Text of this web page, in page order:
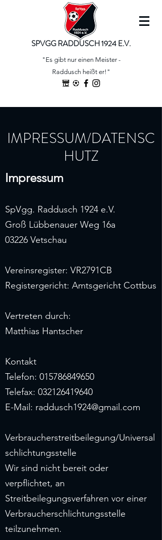
SPVGG RADDUSCH 1924 E.V.
"Es gibt nur einen Meister -
Raddusch heißt er!"
IMPRESSUM/DATENSC
HUTZ
Impressum
SpVgg. Raddusch 1924 e.V.
Groß Lübbenauer Weg 16a
03226 Vetschau
Vereinsregister: VR2791CB
Registergericht: Amtsgericht Cottbus
Vertreten durch:
Matthias Hantscher
Kontakt
Telefon: 015786849650
Telefax: 032126419640
E-Mail: raddusch1924@gmail.com
Verbraucherstreitbeilegung/Universal
schlichtungsstelle
Wir sind nicht bereit oder
verpflichtet, an
Streitbeilegungsverfahren vor einer
Verbraucherschlichtungsstelle
teilzunehmen.